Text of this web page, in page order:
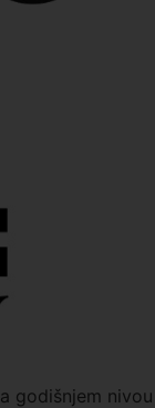
godišnjem